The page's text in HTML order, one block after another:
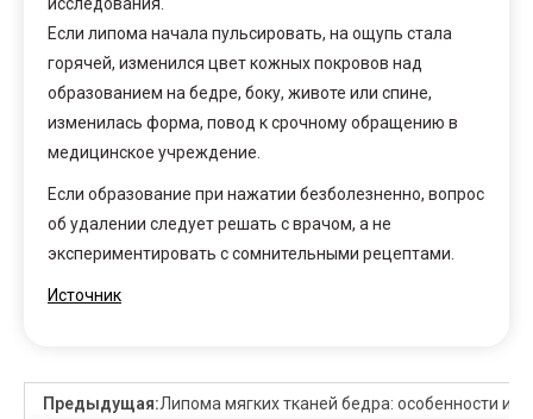
Если липома начала пульсировать, на ощупь стала
горячей, изменился цвет кожных покровов над
образованием на бедре, боку, животе или спине,
изменилась форма, повод к срочному обращению в
медицинское учреждение.
Если образование при нажатии безболезненно, вопрос
об удалении следует решать с врачом, а не
экспериментировать с сомнительными рецептами.
Источник
Предыдущая:Липома мягких тканей бедра: особенности и